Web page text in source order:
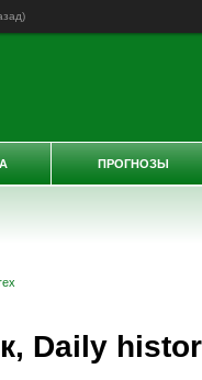
)
Daily
ПРОГНОЗЫ